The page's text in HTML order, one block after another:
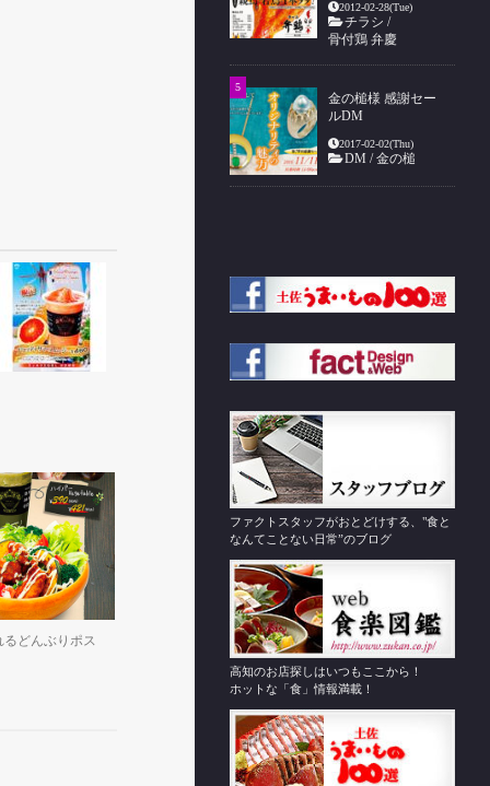
どんぶりポス
2012-02-28(Tue)
チラシ /
骨付鶏 弁慶
金の槌様 感謝セー
ルDM
2017-02-02(Thu)
DM /金の槌
ファクトスタッフがおとどけする、"食と
なんてことない日常”のブログ
高知のお店探しはいつもここから！
ホットな「食」情報満載！